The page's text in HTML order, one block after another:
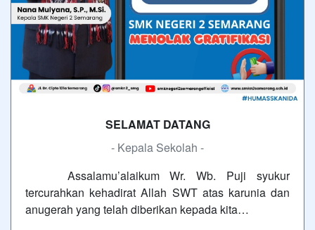
SELAMAT DATANG
- Kepala Sekolah -
Assalamu’alaikum Wr. Wb. Puji syukur
tercurahkan kehadirat Allah SWT atas karunia dan
anugerah yang telah diberikan kepada kita…